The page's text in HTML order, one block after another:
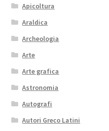
Apicoltura
Araldica
Archeologia
Arte
Arte grafica
Astronomia
Autografi
Autori Greco Latini